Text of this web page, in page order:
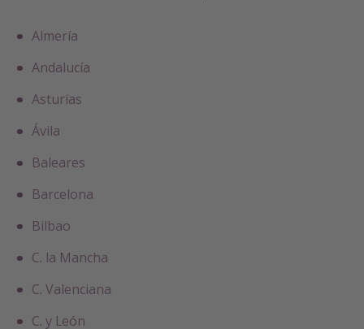
Almería
Andalucía
Asturias
Ávila
Baleares
Barcelona
Bilbao
C. la Mancha
C. Valenciana
C. y León